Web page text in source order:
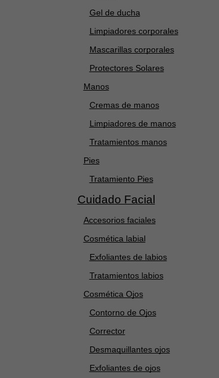
Gel de ducha
Limpiadores corporales
Mascarillas corporales
Protectores Solares
Manos
Cremas de manos
Limpiadores de manos
Tratamientos manos
Pies
Tratamiento Pies
Cuidado Facial
Accesorios faciales
Cosmética labial
Exfoliantes de labios
Tratamientos labios
Cosmética Ojos
Contorno de Ojos
Corrector
Desmaquillantes ojos
Exfoliantes de ojos